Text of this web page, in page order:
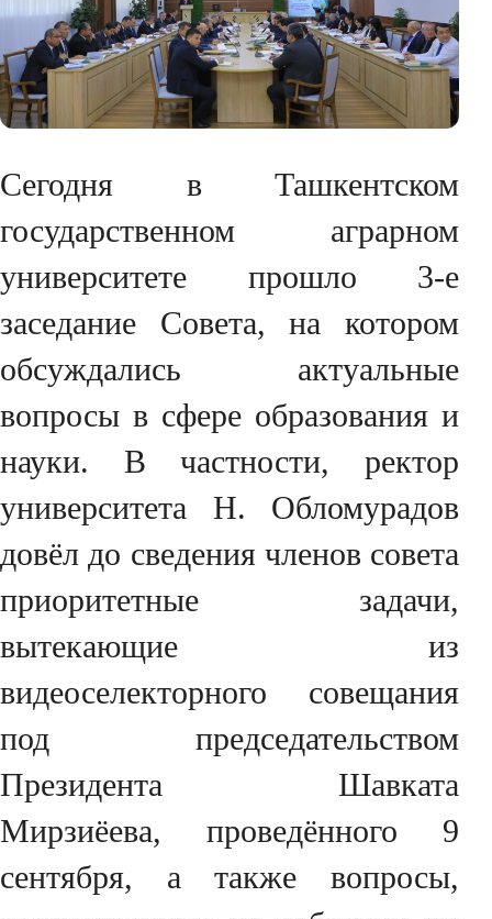
Сегодня в Ташкентском
государственном аграрном
университете прошло 3-е
заседание Совета, на котором
обсуждались актуальные
вопросы в сфере образования и
науки. В частности, ректор
университета Н. Обломурадов
довёл до сведения членов совета
приоритетные задачи,
вытекающие из
видеоселекторного совещания
под председательством
Президента Шавката
Мирзиёева, проведённого 9
сентября, а также вопросы,